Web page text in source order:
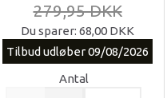
279,95 DKK
Du sparer: 68,00 DKK
Tilbud udløber 09/08/2026
Antal